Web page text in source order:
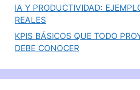
IA Y PRODUCTIVIDAD:
REALES
KPIS BÁSICOS QUE TODO
DEBE CONOCER